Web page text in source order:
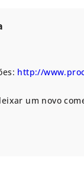
http://
um novo